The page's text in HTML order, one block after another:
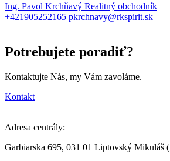
Ing. Pavol Krchňavý Realitný obchodník
+421905252165 pkrchnavy@rkspirit.sk
Potrebujete poradiť?
Kontaktujte Nás, my Vám zavoláme.
Kontakt
Adresa centrály:
Garbiarska 695, 031 01 Liptovský Mikuláš